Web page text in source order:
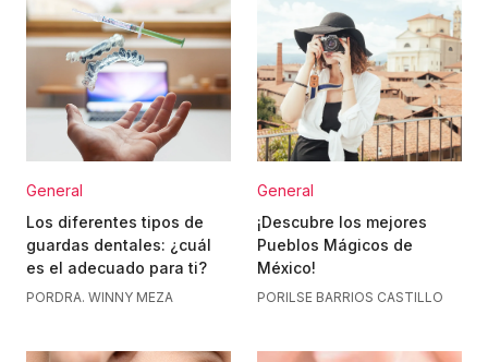
General
Los diferentes tipos de
guardas dentales: ¿cuál
es el adecuado para ti?
PORDRA. WINNY MEZA
General
¡Descubre los mejores
Pueblos Mágicos de
México!
PORILSE BARRIOS CASTILLO